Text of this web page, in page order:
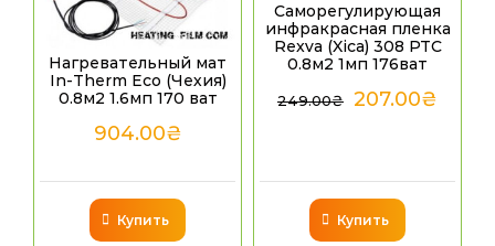
Нагревательный мат
In-Therm Eco (Чехия)
0.8м2 1.6мп 170 ват
904.00₴
Купить
Саморегулирующая
инфракрасная пленка
Rexva (Xica) 308 PTC
0.8м2 1мп 176ват
249.00₴ 207.00₴
Купить